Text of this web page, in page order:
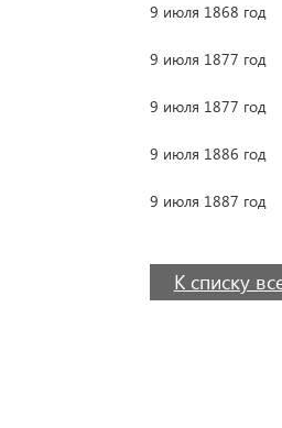
9 июля 1868 год
9 июля 1877 год
9 июля 1877 год
9 июля 1886 год
9 июля 1887 год
К списку